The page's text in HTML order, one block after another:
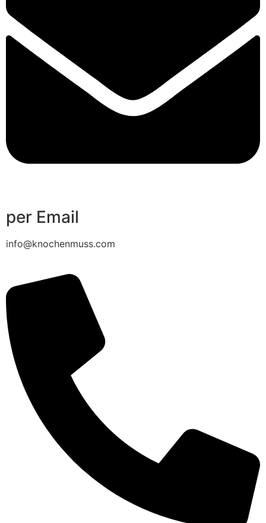
per Email
info@knochenmuss.com